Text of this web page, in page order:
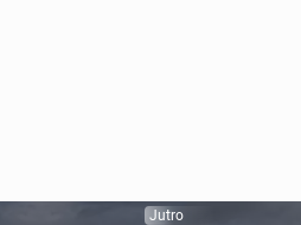
Jutro